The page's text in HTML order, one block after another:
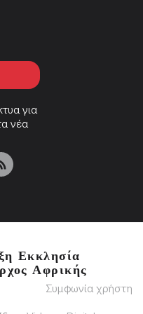
για
νέα
Εκκλησία
Αφρικής
Συμφωνία χρήστη